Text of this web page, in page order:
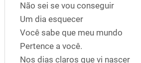
Não sei se vou conseguir
Um dia esquecer
Você sabe que meu mundo
Pertence a você.
Nos dias claros que vi nascer